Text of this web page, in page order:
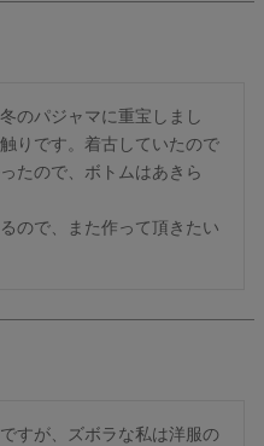
のパジャマに重宝しまし
りです。着古していたので
たので、ボトムはあきら
ので、また作って頂きたい
すが、ズボラな私は洋服の